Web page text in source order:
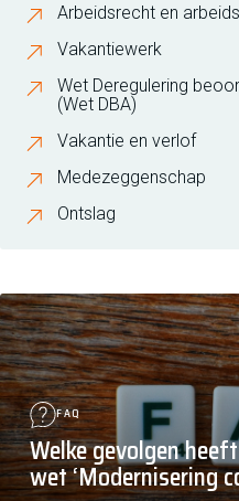
Arbeidsrecht en
Vakantiewerk
Wet Deregulering
(Wet DBA)
Vakantie en verlof
Medezeggenschap
Ontslag
FAQ
Welke gevolgen
wet ‘Modernisering